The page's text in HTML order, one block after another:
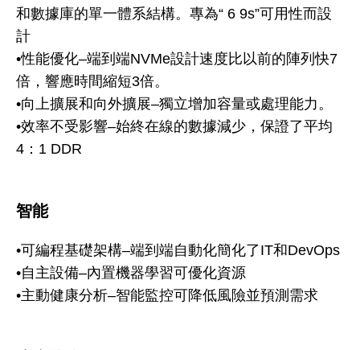
和數據庫的單一體系結構。專為“ 6 9s”可用性而設
計
•性能優化–端到端NVMe設計速度比以前的陣列快7
倍，響應時間縮短3倍。
•向上擴展和向外擴展–獨立增加容量或處理能力。
•效率不受影響–始終在線的數據減少，保證了平均
4：1 DDR
智能
•可編程基礎架構–端到端自動化簡化了IT和DevOps
•自主設備–內置機器學習可優化資源
•主動健康分析–智能監控可降低風險並預測需求